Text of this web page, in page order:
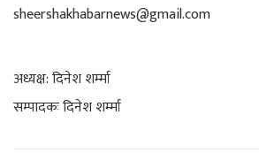
sheershakhabarnews@gmail.com
अध्यक्ष: दिनेश शर्म्मा
सम्पादकः दिनेश शर्म्मा